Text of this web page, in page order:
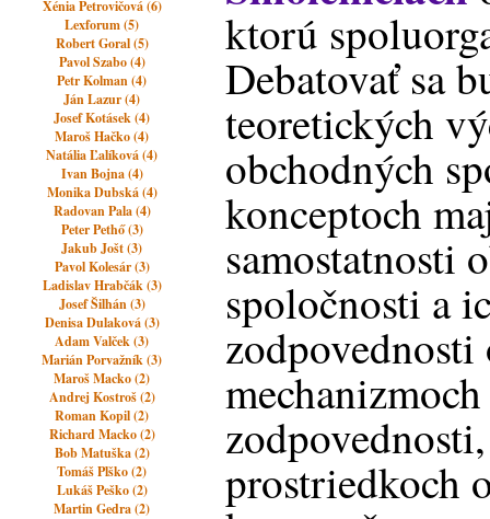
Xénia Petrovičová (6)
Lexforum (5)
Robert Goral (5)
Pavol Szabo (4)
Petr Kolman (4)
Ján Lazur (4)
Josef Kotásek (4)
Maroš Hačko (4)
Natália Ľalíková (4)
Ivan Bojna (4)
Monika Dubská (4)
Radovan Pala (4)
Peter Pethő (3)
Jakub Jošt (3)
Pavol Kolesár (3)
Ladislav Hrabčák (3)
Josef Šilhán (3)
Denisa Dulaková (3)
Adam Valček (3)
Marián Porvažník (3)
Maroš Macko (2)
Andrej Kostroš (2)
Roman Kopil (2)
Richard Macko (2)
Bob Matuška (2)
Tomáš Plško (2)
Lukáš Peško (2)
Martin Gedra (2)
ktorú
Debatovať sa
teoretických
obchodných
konceptoch
samostatnosti
spoločnosti a
prostriedkoch